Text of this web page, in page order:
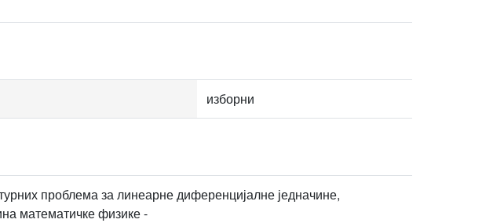
изборни
проблема за линеарне диференцијалне једначине,
математичке физике -